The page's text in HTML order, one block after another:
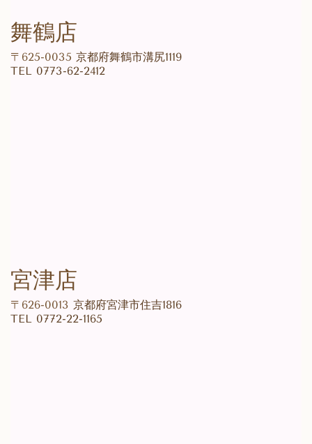
舞鶴店
〒625-0035 京都府舞鶴市溝尻1119
TEL 0773-62-2412
宮津店
〒626-0013 京都府宮津市住吉1816
TEL 0772-22-1165